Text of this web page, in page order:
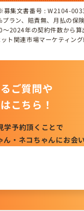
募集文書番号 : W2104-
ラン、賠責無、月払の保険
2024年の契約件数から算
ト関連市場マーケティン
ご質問や
こちら！
学予約頂くことで
・ネコちゃんにお会